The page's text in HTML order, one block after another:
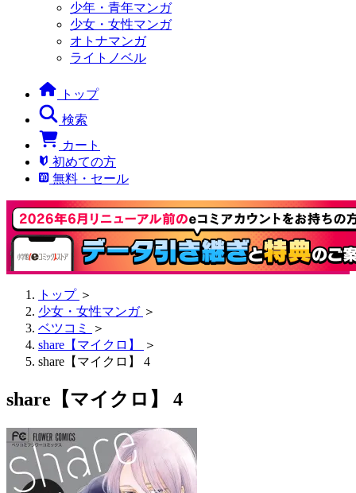
少年・青年マンガ
少女・女性マンガ
オトナマンガ
ライトノベル
トップ
検索
カート
初めての方
無料・セール
トップ ＞
少女・女性マンガ ＞
ベツコミ
＞
share【マイクロ】
＞
share【マイクロ】 4
share【マイクロ】 4